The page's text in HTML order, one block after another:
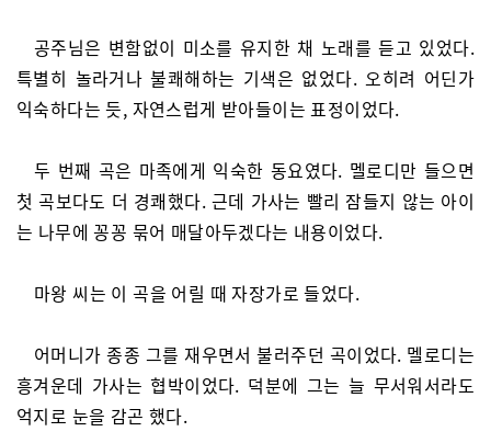
공주님은 변함없이 미소를 유지한 채 노래를 듣고 있었다.
특별히 놀라거나 불쾌해하는 기색은 없었다. 오히려 어딘가
익숙하다는 듯, 자연스럽게 받아들이는 표정이었다.
두 번째 곡은 마족에게 익숙한 동요였다. 멜로디만 들으면
첫 곡보다도 더 경쾌했다. 근데 가사는 빨리 잠들지 않는 아이
는 나무에 꽁꽁 묶어 매달아두겠다는 내용이었다.
마왕 씨는 이 곡을 어릴 때 자장가로 들었다.
어머니가 종종 그를 재우면서 불러주던 곡이었다. 멜로디는
흥겨운데 가사는 협박이었다. 덕분에 그는 늘 무서워서라도
억지로 눈을 감곤 했다.